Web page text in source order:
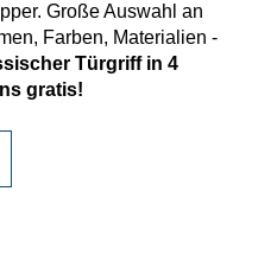
Große Auswahl an
Farben, Materialien -
Türgriff in 4
gratis!